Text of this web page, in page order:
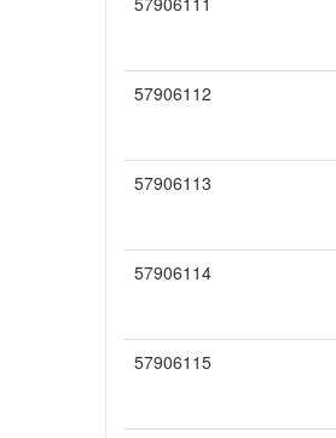
57906112
57906113
57906114
57906115